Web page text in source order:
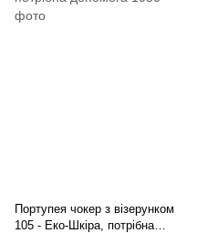
Портупея чокер з візерунком
105 - Еко-Шкіра, потрібна